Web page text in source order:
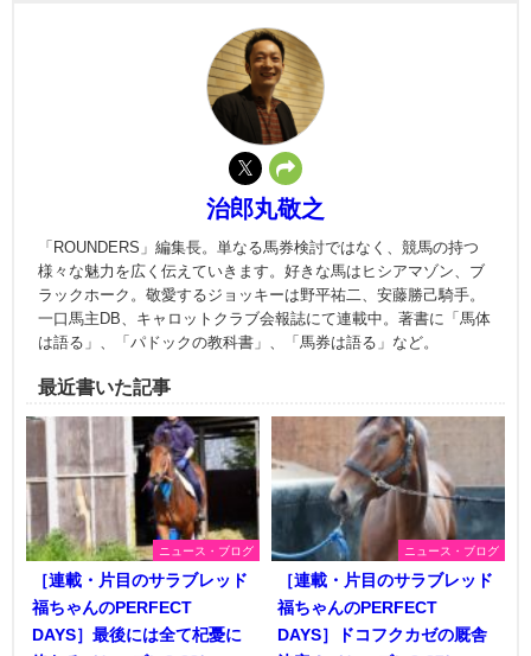
治郎丸敬之
「ROUNDERS」編集長。単なる馬券検討ではなく、競馬の持つ
様々な魅力を広く伝えていきます。好きな馬はヒシアマゾン、ブ
ラックホーク。敬愛するジョッキーは野平祐二、安藤勝己騎手。
一口馬主DB、キャロットクラブ会報誌にて連載中。著書に「馬体
は語る」、「パドックの教科書」、「馬券は語る」など。
最近書いた記事
ニュース・ブログ
［連載・片目のサラブレッド
福ちゃんのPERFECT
DAYS］最後には全て杞憂に
ニュース・ブログ
［連載・片目のサラブレッド
福ちゃんのPERFECT
DAYS］ドコフクカゼの厩舎